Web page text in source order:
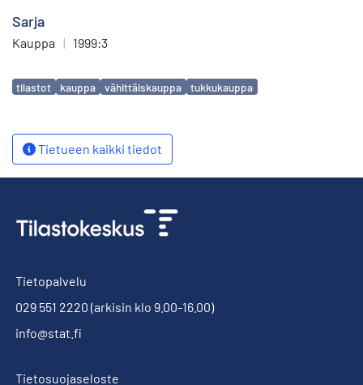
Sarja
Kauppa | 1999:3
Avainsanat
tilastot kauppa vähittäiskauppa tukkukauppa
Tietueen kaikki tiedot
Tietopalvelu
029 551 2220 (arkisin klo 9.00-16.00)
info@stat.fi
Tietosuojaseloste